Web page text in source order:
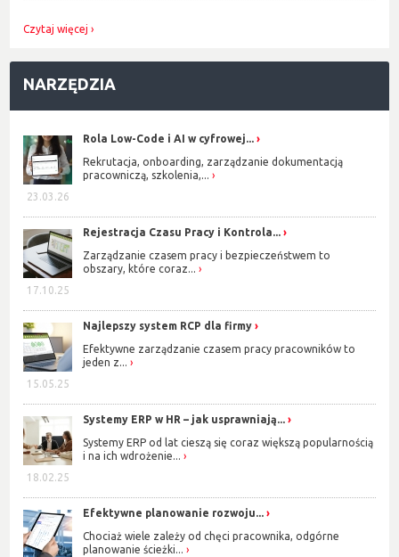
Czytaj więcej
NARZĘDZIA
23.03.26
Rola Low-Code i AI w cyfrowej...
Rekrutacja, onboarding, zarządzanie dokumentacją
pracowniczą, szkolenia,...
17.10.25
Rejestracja Czasu Pracy i Kontrola...
Zarządzanie czasem pracy i bezpieczeństwem to
obszary, które coraz...
15.05.25
Najlepszy system RCP dla firmy
Efektywne zarządzanie czasem pracy pracowników to
jeden z...
18.02.25
Systemy ERP w HR – jak usprawniają...
Systemy ERP od lat cieszą się coraz większą popularnością
i na ich wdrożenie...
Efektywne planowanie rozwoju...
Chociaż wiele zależy od chęci pracownika, odgórne
planowanie ścieżki...